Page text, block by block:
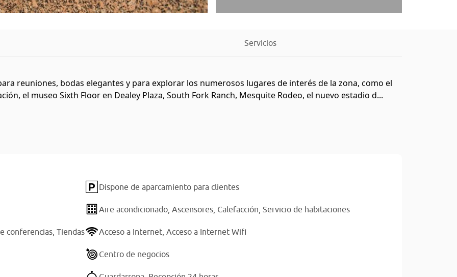
Servicios
reuniones, bodas elegantes y para explorar los numerosos lugares de interés de la zona, como el
el museo Sixth Floor en Dealey Plaza, South Fork Ranch, Mesquite Rodeo, el nuevo estadio d...
conferencias, Tiendas
Dispone de aparcamiento para clientes
Aire acondicionado, Ascensores, Calefacción, Servicio de habitaciones
Acceso a Internet, Acceso a Internet Wifi
Centro de negocios